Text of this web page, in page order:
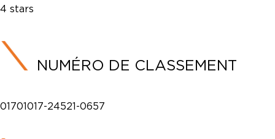
4 stars
NUMÉRO DE CLASSEMENT
01701017-24521-0657